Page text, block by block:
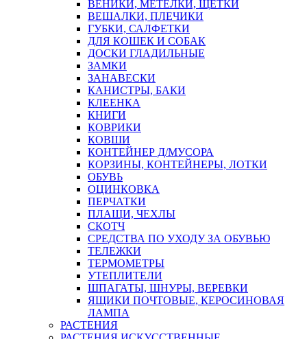
ВЕНИКИ, МЕТЕЛКИ, ЩЕТКИ
ВЕШАЛКИ, ПЛЕЧИКИ
ГУБКИ, САЛФЕТКИ
ДЛЯ КОШЕК И СОБАК
ДОСКИ ГЛАДИЛЬНЫЕ
ЗАМКИ
ЗАНАВЕСКИ
КАНИСТРЫ, БАКИ
КЛЕЕНКА
КНИГИ
КОВРИКИ
КОВШИ
КОНТЕЙНЕР Д/МУСОРА
КОРЗИНЫ, КОНТЕЙНЕРЫ, ЛОТКИ
ОБУВЬ
ОЦИНКОВКА
ПЕРЧАТКИ
ПЛАЩИ, ЧЕХЛЫ
СКОТЧ
СРЕДСТВА ПО УХОДУ ЗА ОБУВЬЮ
ТЕЛЕЖКИ
ТЕРМОМЕТРЫ
УТЕПЛИТЕЛИ
ШПАГАТЫ, ШНУРЫ, ВЕРЕВКИ
ЯЩИКИ ПОЧТОВЫЕ, КЕРОСИНОВАЯ
ЛАМПА
РАСТЕНИЯ